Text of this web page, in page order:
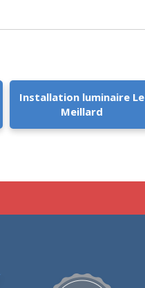
Installation luminaire Le
Meillard